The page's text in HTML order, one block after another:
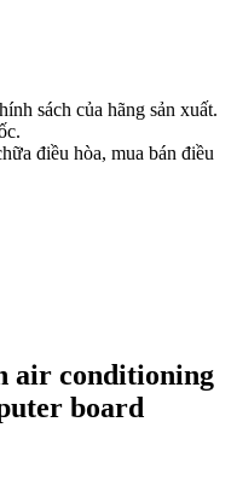
sách của hãng sản xuất.
điều hòa, mua bán điều
air conditioning
board